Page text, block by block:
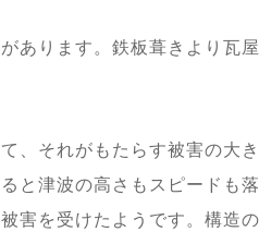
あります。鉄板葺きより瓦
、それがもたらす被害の
と津波の高さもスピードも
害を受けたようです。構造